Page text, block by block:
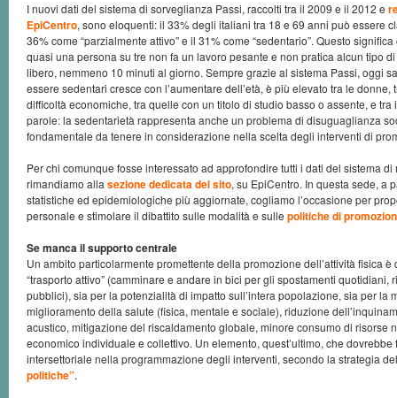
I nuovi dati del sistema di sorveglianza Passi, raccolti tra il 2009 e il 2012 e
EpiCentro, sono eloquenti: il 33% degli italiani tra 18 e 69 anni può essere
36% come “parzialmente attivo” e il 31% come “sedentario”. Questo
quasi una persona su tre non fa un lavoro pesante e non pratica alcun tipo
libero, nemmeno 10 minuti al giorno. Sempre grazie al sistema Passi, oggi
essere sedentari cresce con l’aumentare dell’età, è più elevato tra le donne,
difficoltà economiche, tra quelle con un titolo di studio basso o assente, e tra
parole: la sedentarietà rappresenta anche un problema di disuguaglianza
fondamentale da tenere in considerazione nella scelta degli interventi di
Per chi comunque fosse interessato ad approfondire tutti i dati del sistema
rimandiamo alla sezione dedicata del sito, su EpiCentro. In questa sede, a
statistiche ed epidemiologiche più aggiornate, cogliamo l’occasione per
personale e stimolare il dibattito sulle modalità e sulle politiche di
Se manca il supporto centrale
Un ambito particolarmente promettente della promozione dell’attività fisica è
“trasporto attivo” (camminare e andare in bici per gli spostamenti quotidiani,
pubblici), sia per la potenzialità di impatto sull’intera popolazione, sia per la
miglioramento della salute (fisica, mentale e sociale), riduzione
acustico, mitigazione del riscaldamento globale, minore consumo di risorse
economico individuale e collettivo. Un elemento, quest’ultimo, che
intersettoriale nella programmazione degli interventi, secondo la strategia
politiche”.